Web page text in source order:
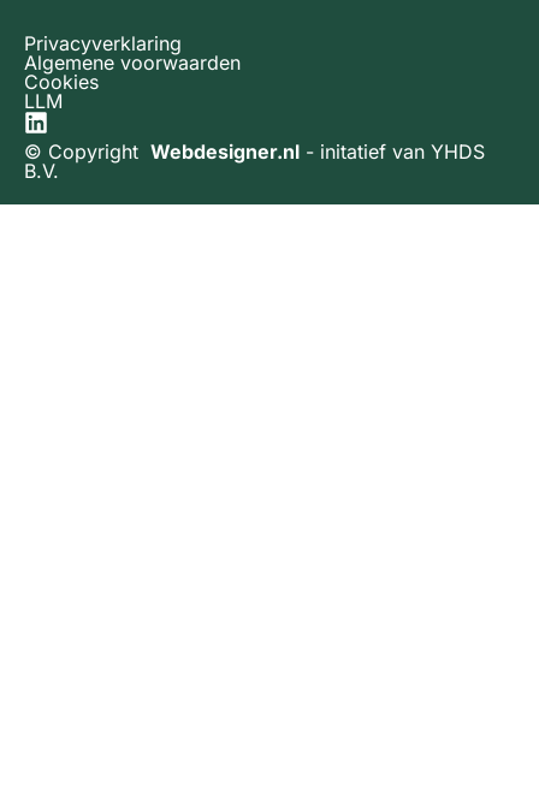
Privacyverklaring
Algemene voorwaarden
Cookies
LLM
© Copyright Webdesigner.nl - initatief van YHDS
B.V.